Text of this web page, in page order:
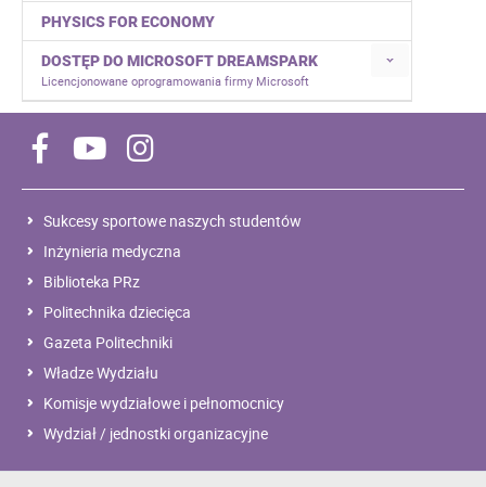
PHYSICS FOR ECONOMY
DOSTĘP DO MICROSOFT DREAMSPARK
Licencjonowane oprogramowania firmy Microsoft
Sukcesy sportowe naszych studentów
Inżynieria medyczna
Biblioteka PRz
Politechnika dziecięca
Gazeta Politechniki
Władze Wydziału
Komisje wydziałowe i pełnomocnicy
Wydział / jednostki organizacyjne